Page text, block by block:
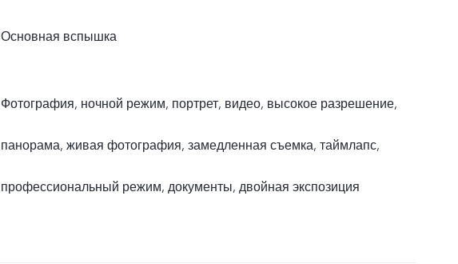
Основная вспышка
Фотография, ночной режим, портрет, видео, высокое разрешение,
панорама, живая фотография, замедленная съемка, таймлапс,
профессиональный режим, документы, двойная экспозиция